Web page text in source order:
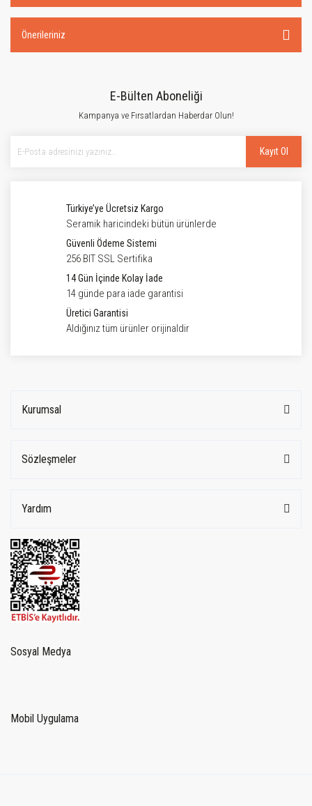
Önerileriniz
E-Bülten Aboneliği
Kampanya ve Fırsatlardan Haberdar Olun!
Kayıt Ol
Türkiye’ye Ücretsiz Kargo
Seramik haricindeki bütün ürünlerde
Güvenli Ödeme Sistemi
256 BIT SSL Sertifika
14 Gün İçinde Kolay İade
14 günde para iade garantisi
Üretici Garantisi
Aldığınız tüm ürünler orijinaldir
Kurumsal
Sözleşmeler
Yardım
Sosyal Medya
Mobil Uygulama